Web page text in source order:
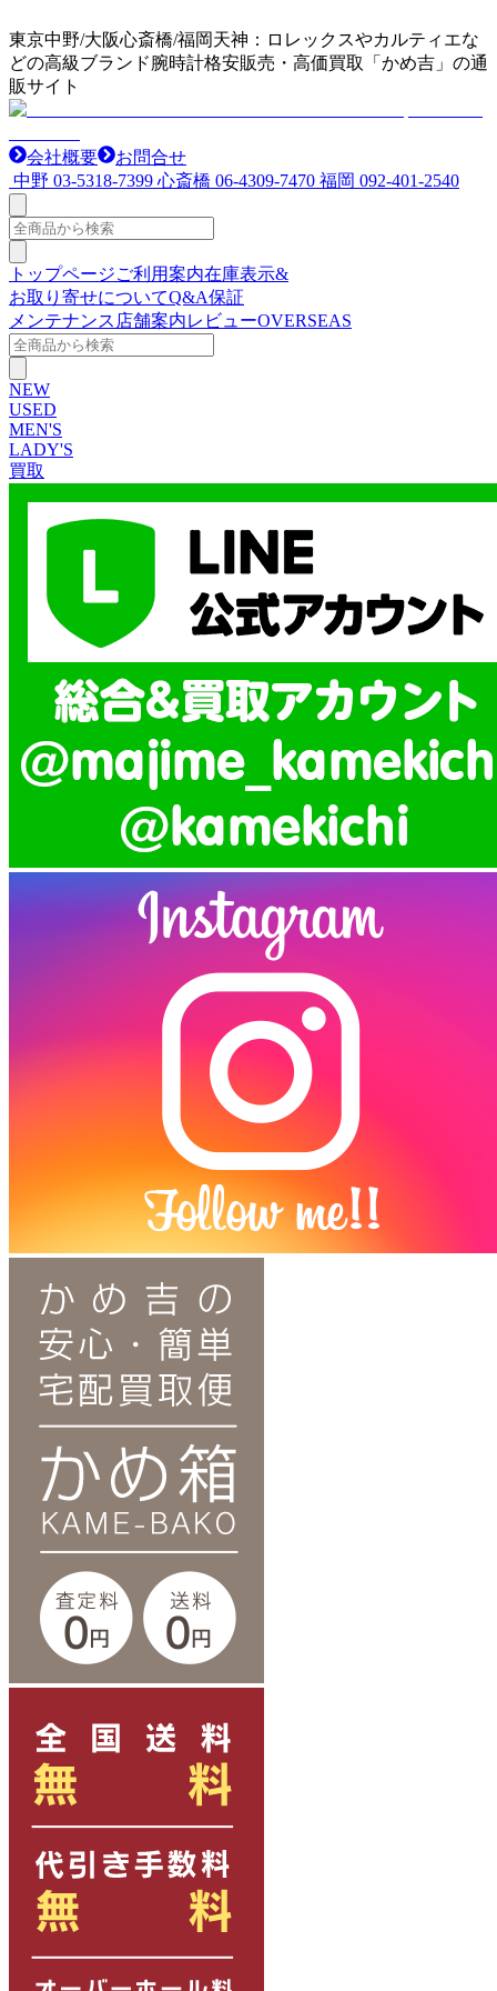
東京中野/大阪心斎橋/福岡天神：ロレックスやカルティエな
どの高級ブランド腕時計格安販売・高価買取「かめ吉」の通
販サイト
会社概要
お問合せ
中野 03-5318-7399 心斎橋 06-4309-7470 福岡 092-401-2540
トップページご利用案内在庫表示&
お取り寄せについてQ&A保証
メンテナンス 店舗案内レビューOVERSEAS
NEW
USED
MEN'S
LADY'S
買取